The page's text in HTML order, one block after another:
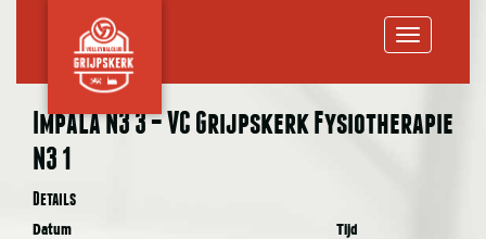
Impala N3 3 – VC Grijpskerk Fysiotherapie
N3 1
Details
Datum Tijd